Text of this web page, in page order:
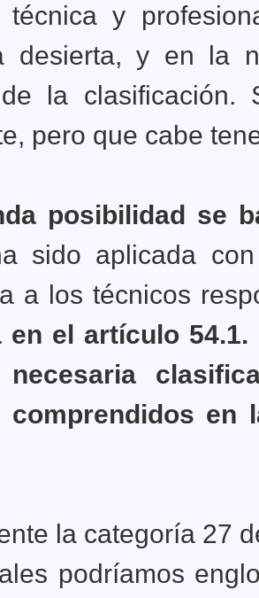
técnica y
desierta, y en la
la clasificación.
pero que cabe
posibilidad se
sido aplicada
a los técnicos
en el artículo
comprendidos en
la categoría 27
podríamos